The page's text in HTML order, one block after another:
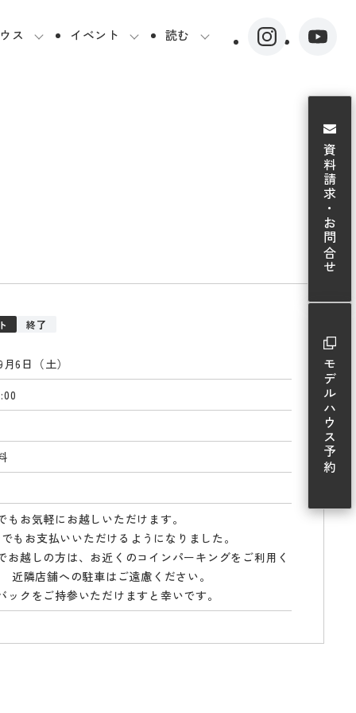
ス イベント 読む
終了
6日（土）
もお気軽にお越しいただけます。
もお支払いいただけるようになりました。
お越しの方は、お近くのコインパーキングをご利用く
近隣店舗への駐車はご遠慮ください。
ックをご持参いただけますと幸いです。
資料請求・お問合せ
モデルハウス予約